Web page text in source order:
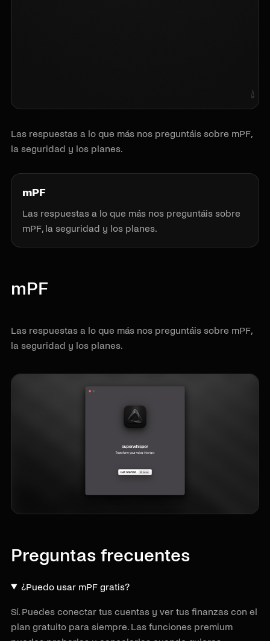
Las respuestas a lo que más nos preguntáis sobre mPF,
la seguridad y los planes.
mPF
Las respuestas a lo que más nos preguntáis sobre
mPF, la seguridad y los planes.
mPF
Las respuestas a lo que más nos preguntáis sobre mPF,
la seguridad y los planes.
Preguntas frecuentes
¿Puedo usar mPF gratis?
Sí. Puedes conectar tus cuentas y ver tus finanzas con el
plan gratuito para siempre. Las funciones premium